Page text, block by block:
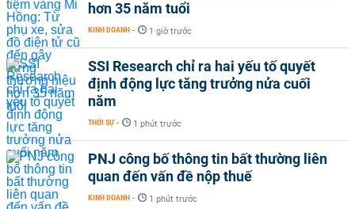
hơn 35 năm tuổi
KINH DOANH - 1 giờ trước
SSI Research chỉ ra hai yếu tố quyết
định động lực tăng trưởng nửa cuối
năm
THỜI SỰ - 1 phút trước
PNJ công bố thông tin bất thường liên
quan đến vấn đề nộp thuế
KINH DOANH - 1 phút trước